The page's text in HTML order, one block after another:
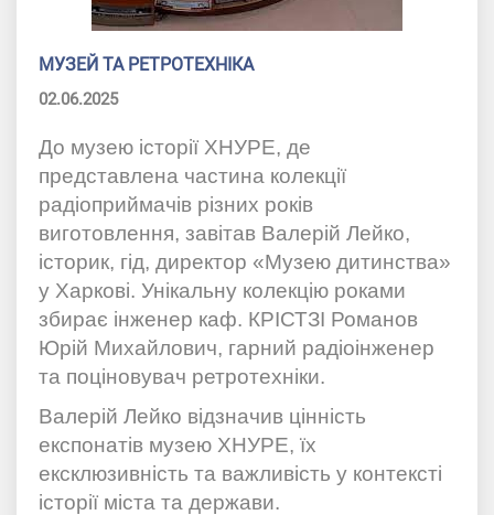
МУЗЕЙ ТА РЕТРОТЕХНІКА
02.06.2025
До музею історії ХНУРЕ, де
представлена частина колекції
радіоприймачів різних років
виготовлення, завітав Валерій Лейко,
історик, гід, директор «Музею дитинства»
у Харкові. Унікальну колекцію роками
збирає інженер каф. КРІСТЗІ Романов
Юрій Михайлович, гарний радіоінженер
та поціновувач ретротехніки.
Валерій Лейко відзначив цінність
експонатів музею ХНУРЕ, їх
ексклюзивність та важливість у контексті
історії міста та держави.